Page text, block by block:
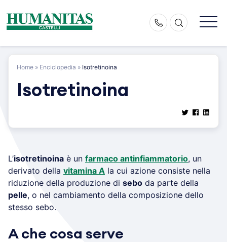
content
Home » Enciclopedia » Isotretinoina
Isotretinoina
L’isotretinoina è un farmaco antinfiammatorio, un
derivato della vitamina A la cui azione consiste nella
riduzione della produzione di sebo da parte della
pelle, o nel cambiamento della composizione dello
stesso sebo.
A che cosa serve